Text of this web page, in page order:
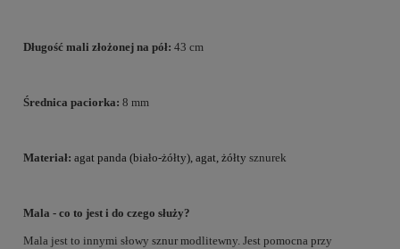
Długość mali złożonej na pół: 43 cm
Średnica paciorka: 8 mm
Materiał: agat panda (biało-żółty), agat, żółty sznurek
Mala - co to jest i do czego służy?
Mala jest to innymi słowy sznur modlitewny. Jest pomocna przy